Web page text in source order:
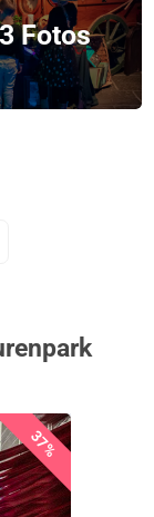
Fotos
37%